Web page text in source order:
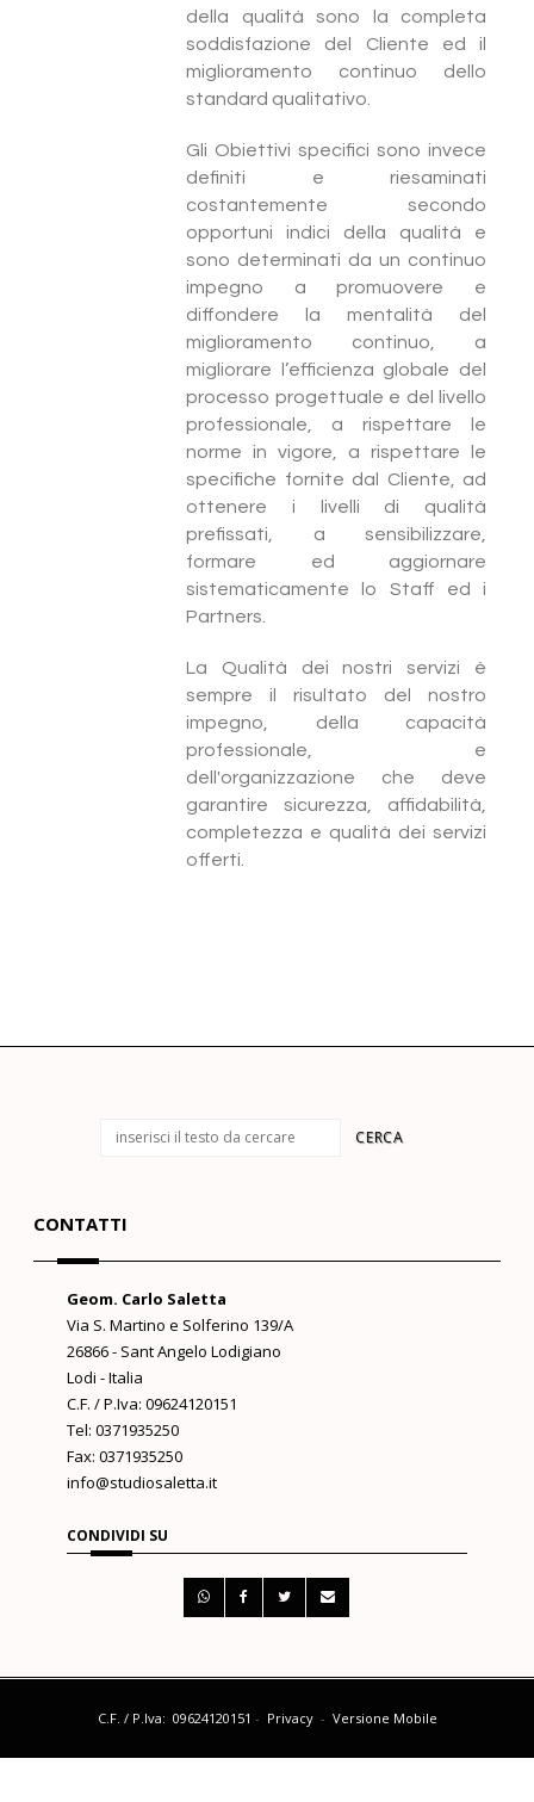
della qualità sono la completa
soddisfazione del Cliente ed il
miglioramento continuo dello
standard qualitativo.
Gli Obiettivi specifici sono invece
definiti e riesaminati
costantemente secondo
opportuni indici della qualità e
sono determinati da un continuo
impegno a promuovere e
diffondere la mentalità del
miglioramento continuo, a
migliorare l’efficienza globale del
processo progettuale e del livello
professionale, a rispettare le
norme in vigore, a rispettare le
specifiche fornite dal Cliente, ad
ottenere i livelli di qualità
prefissati, a sensibilizzare,
formare ed aggiornare
sistematicamente lo Staff ed i
Partners.
La Qualità dei nostri servizi è
sempre il risultato del nostro
impegno, della capacità
professionale, e
dell'organizzazione che deve
garantire sicurezza, affidabilità,
completezza e qualità dei servizi
offerti.
CONTATTI
Geom. Carlo Saletta
Via S. Martino e Solferino 139/A
26866 - Sant Angelo Lodigiano
Lodi - Italia
C.F. / P.Iva: 09624120151
Tel: 0371935250
Fax: 0371935250
info@studiosaletta.it
CONDIVIDI SU
C.F. / P.Iva: 09624120151 - Privacy - Versione Mobile